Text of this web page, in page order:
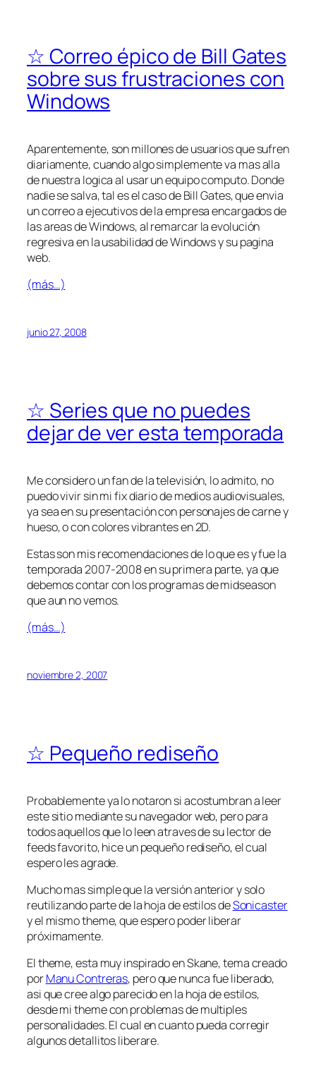
☆ Correo épico de Bill Gates
sobre sus frustraciones con
Windows
Aparentemente, son millones de usuarios que sufren
diariamente, cuando algo simplemente va mas alla
de nuestra logica al usar un equipo computo. Donde
nadie se salva, tal es el caso de Bill Gates, que envia
un correo a ejecutivos de la empresa encargados de
las areas de Windows, al remarcar la evolución
regresiva en la usabilidad de Windows y su pagina
web.
(más…)
junio 27, 2008
☆ Series que no puedes
dejar de ver esta temporada
Me considero un fan de la televisión, lo admito, no
puedo vivir sin mi fix diario de medios audiovisuales,
ya sea en su presentación con personajes de carne y
hueso, o con colores vibrantes en 2D.
Estas son mis recomendaciones de lo que es y fue la
temporada 2007-2008 en su primera parte, ya que
debemos contar con los programas de midseason
que aun no vemos.
(más…)
noviembre 2, 2007
☆ Pequeño rediseño
Probablemente ya lo notaron si acostumbran a leer
este sitio mediante su navegador web, pero para
todos aquellos que lo leen atraves de su lector de
feeds favorito, hice un pequeño rediseño, el cual
espero les agrade.
Mucho mas simple que la versión anterior y solo
reutilizando parte de la hoja de estilos deSonicaster
y el mismo theme, que espero poder liberar
próximamente.
El theme, esta muy inspirado en Skane, tema creado
porManu Contreras, pero que nunca fue liberado,
asi que cree algo parecido en la hoja de estilos,
desde mi theme con problemas de multiples
personalidades. El cual en cuanto pueda corregir
algunos detallitos liberare.